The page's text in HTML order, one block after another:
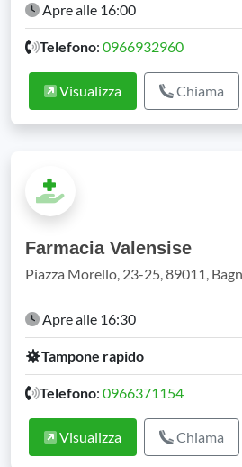
Apre alle 16:00
Telefono: 0966932960
Visualizza Chiama
Farmacia Valensise
Piazza Morello, 23-25, 89011,
Apre alle 16:30
Tampone rapido
Telefono: 0966371154
Visualizza Chiama